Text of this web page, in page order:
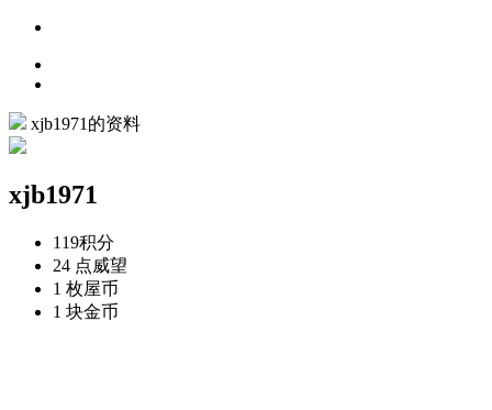
xjb1971的资料
xjb1971
119积分
24 点威望
1 枚屋币
1 块金币